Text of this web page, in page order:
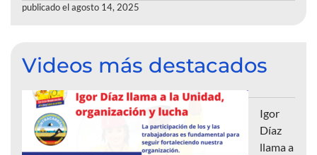
publicado el agosto 14, 2025
Videos más destacados
Igor
Díaz
llama a